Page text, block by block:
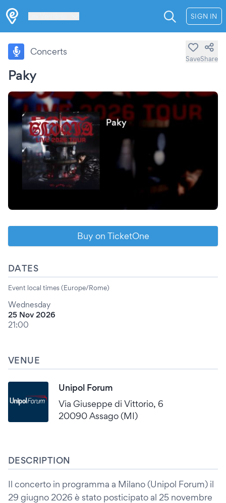
SIGN IN
Paky
Concerts
SaveShare
Buy on TicketOne
DATES
Event local times (Europe/Rome)
Wednesday
25 Nov 2026
21:00
VENUE
Unipol Forum
Via Giuseppe di Vittorio, 6
20090 Assago (MI)
DESCRIPTION
Il concerto in programma a Milano (Unipol Forum) il
29 giugno 2026 è stato posticipato al 25 novembre